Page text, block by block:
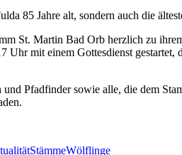
85 Jahre alt, sondern auch die
St. Martin Bad Orb herzlich zu
mit einem Gottesdienst gestartet,
Pfadfinder sowie alle, die dem
StämmeWölflinge